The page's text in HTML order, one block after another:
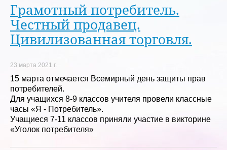
Грамотный потребитель.
Честный продавец.
Цивилизованная торговля.
23 марта 2021 г.
15 марта отмечается Всемирный день защиты прав
потребителей.
Для учащихся 8-9 классов учителя провели классные
часы «Я - Потребитель».
Учащиеся 7-11 классов приняли участие в викторине
«Уголок потребителя»